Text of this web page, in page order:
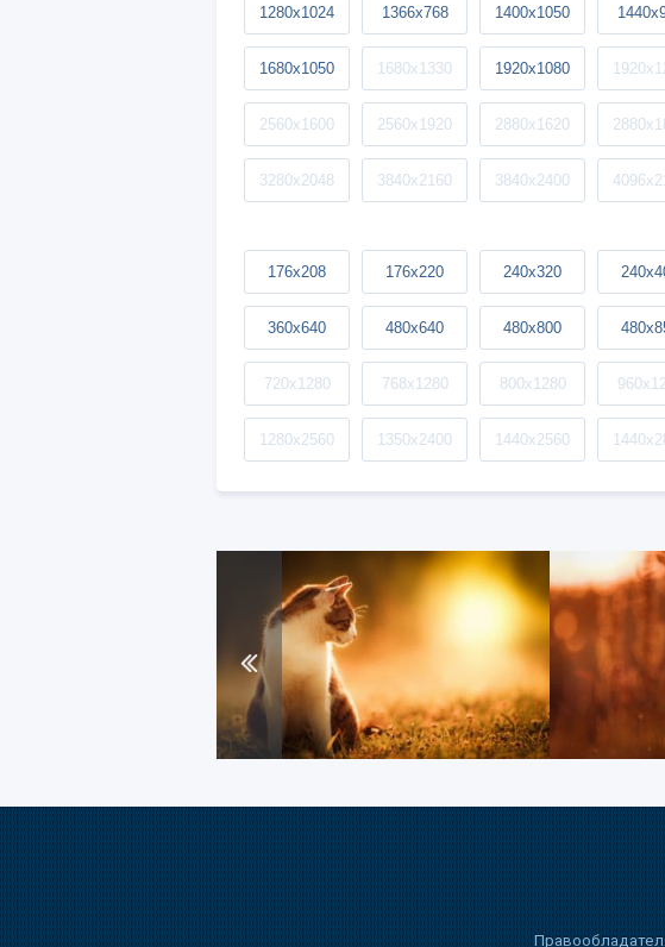
1280x1024 1366x768 1400x1050
1680x1050 1680x1330 1920x1080
2560x1600 2560x1920 2880x1620
3280x2048 3840x2160 3840x2400
176x208 176x220 240x320
360x640 480x640 480x800
720x1280 768x1280 800x1280
1280x2560 1350x2400 1440x2560